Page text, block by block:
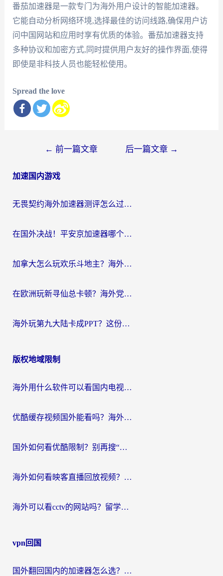
番茄加速器是一款专门为海外用户设计的智能加速器。
它能自动分析网络环境,选择最佳的访问线路,确保用户访
问中国网站和应用时享有优质的体验。番茄加速器支持
多种协议和加密方式,同时提供用户友好的操作界面,使得
即使是非科技人员也能轻松使用。
Spread the love
导
← 前一篇文章 后一篇文章 →
加速国内游戏
无畏契约海外加速器测评怎么过？海外玩家亲测实用指南（附小众技巧）
在国外决战！平安京加速器哪个好用一点？老玩家亲测番茄加速器全解析
加拿大怎么玩欢乐斗地主？海外党国服游戏加速终极指南（附绝地求生未来之役300英雄实测）
在欧洲玩新寻仙总卡顿？海外党必看的国服游戏加速全攻略
海外玩第九大陆卡成PPT？这份网络加速指南帮你丝滑上分
版权地域限制
海外用什么软件可以看国内电视？留学生亲测有效的追剧自由指南
优酷缓存视频国外能看吗？海外党追剧看片的终极解决方案来了
国外如何看优酷限制？别再搜“在日本哪个软件可以看中国电视剧”，这篇教你搞定
海外如何看映客直播回放视频？这份攻略帮你搞定（附腾讯优酷观看技巧）
海外可以看cctv的网站吗？留学生亲测有效的回国追剧方案
vpn回国
国外翻回国内的加速器怎么选？海外党亲测实用指南，告别地域限制